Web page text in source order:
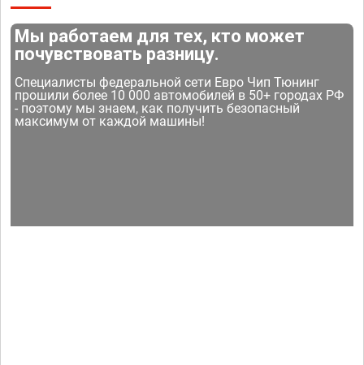
Мы работаем для тех, кто может
почувствовать разницу.
Специалисты федеральной сети Евро Чип Тюнинг
прошили более 10 000 автомобилей в 50+ городах РФ
- поэтому мы знаем, как получить безопасный
максимум от каждой машины!